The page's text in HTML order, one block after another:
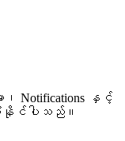
ျား၊ Notifications နှင့်
မံနိုင်ပါသည်။